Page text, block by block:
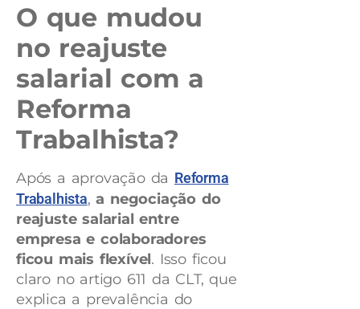
O que mudou
no reajuste
salarial com a
Reforma
Trabalhista?
Após a aprovação da Reforma
Trabalhista, a negociação do
reajuste salarial entre
empresa e colaboradores
ficou mais flexível. Isso ficou
claro no artigo 611 da CLT, que
explica a prevalência do